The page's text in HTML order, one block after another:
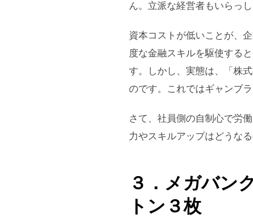
ん。立派な経営者もいらっ
資本コストが低いことが、
度な金融スキルを駆使する
す。しかし、実態は、「株
のです。これではギャンブラ
さて、社員側の自制心で労
力やスキルアップはどうな
３．メガバン
トン３枚